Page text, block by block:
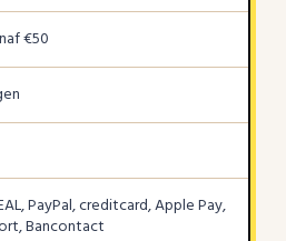
€50
PayPal, creditcard, Apple Pay,
Bancontact